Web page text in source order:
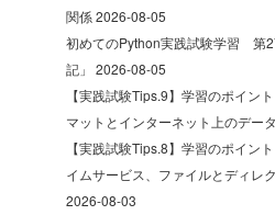
関係2026-08-05
初めてのPython実践試験学習 第
記」 2026-08-05
【実践試験Tips.9】学習のポイン
マットとインターネット上のデー
【実践試験Tips.8】学習のポイン
イムサービス、ファイルとディレ
2026-08-03